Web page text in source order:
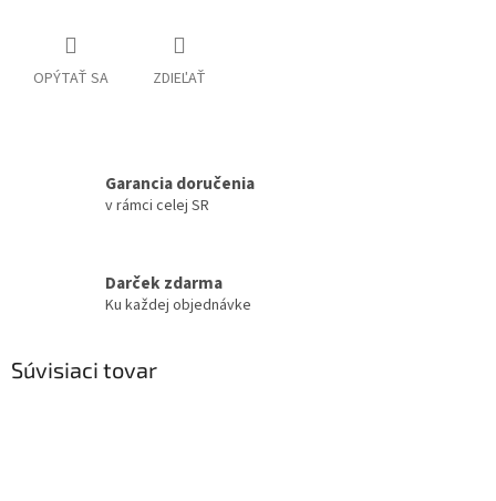
OPÝTAŤ SA ZDIEĽAŤ
Garancia doručenia
v rámci celej SR
Darček zdarma
Ku každej objednávke
Súvisiaci tovar